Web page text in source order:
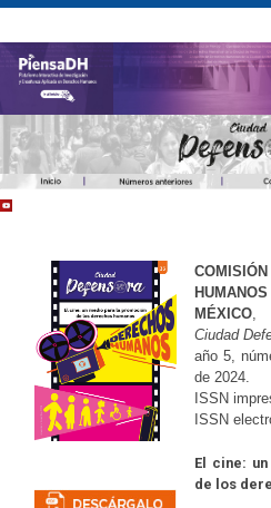
MÉXICO,
Ciudad
año 5,
de 2024.
ISSN
ISSN
El cine:
de los